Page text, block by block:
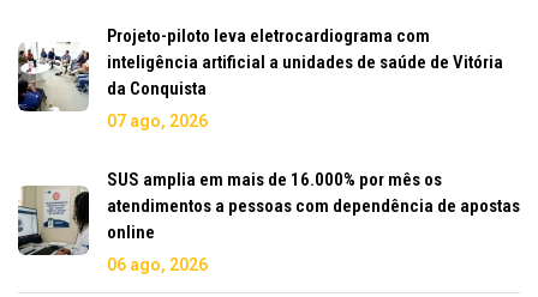
Projeto-piloto leva eletrocardiograma com
inteligência artificial a unidades de saúde de Vitória
da Conquista
07 ago, 2026
SUS amplia em mais de 16.000% por mês os
atendimentos a pessoas com dependência de apostas
online
06 ago, 2026